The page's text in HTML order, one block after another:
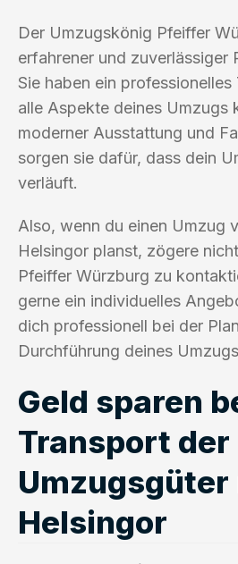
Der Umzugskönig Pfeiffer
erfahrener und zuverlässiger
Sie haben ein professionelles
alle Aspekte deines Umzugs
moderner Ausstattung und
sorgen sie dafür, dass dein
verläuft.
Also, wenn du einen Umzug
Helsingor planst, zögere
Pfeiffer Würzburg zu
gerne ein individuelles
dich professionell bei der
Durchführung deines
Geld sparen
Transport der
Umzugsgüter
Helsingor